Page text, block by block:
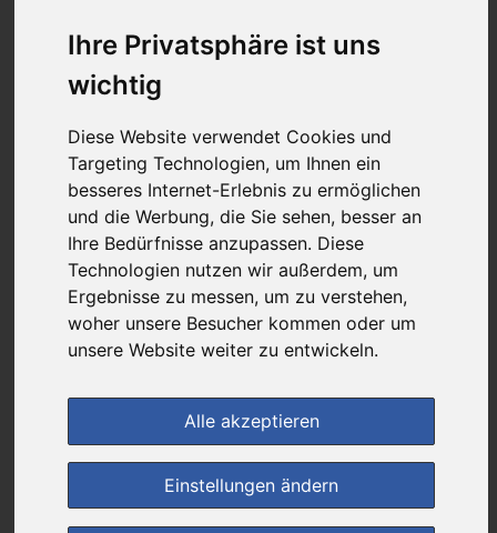
Ihre Privatsphäre ist uns
wichtig
Diese Website verwendet Cookies und
Targeting Technologien, um Ihnen ein
besseres Internet-Erlebnis zu ermöglichen
und die Werbung, die Sie sehen, besser an
Ihre Bedürfnisse anzupassen. Diese
Technologien nutzen wir außerdem, um
Ergebnisse zu messen, um zu verstehen,
woher unsere Besucher kommen oder um
unsere Website weiter zu entwickeln.
Alle akzeptieren
Einstellungen ändern
5,36 €
DIE NEUE APOTHEKE
kein Versand - nur Botenlieferung oder Selbstabholung
Ersparnis: 37%oder3,09 € 4
Preis pro 1 ST / 0,11 €
Daten vom 09.08.2026 15:58 Uhr
im Shop bestellen
zur Einkaufsliste